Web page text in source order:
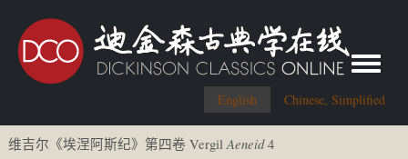
English Chinese, Simplified
Toggle
维吉尔《埃涅阿斯纪》第四卷 VergilAeneid4